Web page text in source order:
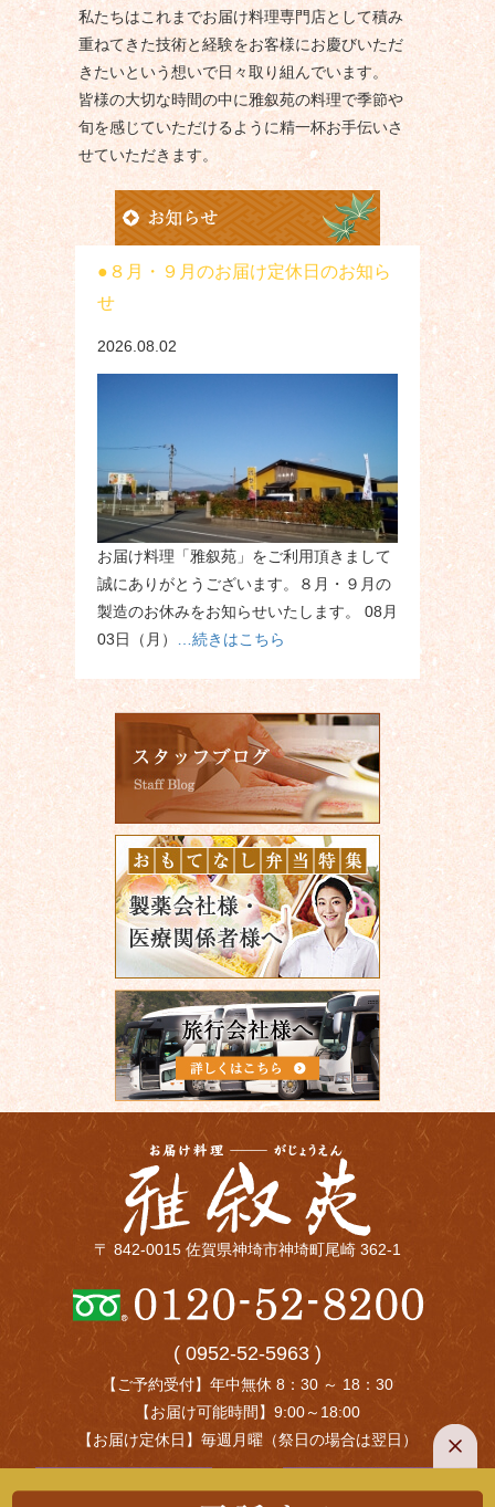
私たちはこれまでお届け料理専門店として積み
重ねてきた技術と経験をお客様にお慶びいただ
きたいという想いで日々取り組んでいます。
皆様の大切な時間の中に雅叙苑の料理で季節や
旬を感じていただけるように精一杯お手伝いさ
せていただきます。
８月・９月のお届け定休日のお知ら
せ
2026.08.02
お届け料理「雅叙苑」をご利用頂きまして
誠にありがとうございます。８月・９月の
製造のお休みをお知らせいたします。 08月
03日（月）
…続きはこちら
〒 842-0015 佐賀県神埼市神埼町尾崎 362-1
( 0952-52-5963 )
【ご予約受付】年中無休 8：30 ～ 18：30
【お届け可能時間】9:00～18:00
【お届け定休日】毎週月曜（祭日の場合は翌日）